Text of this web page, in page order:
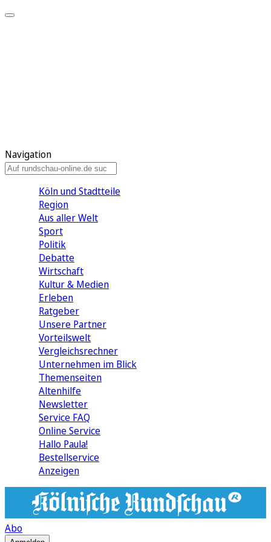
Navigation
Köln und Stadtteile
Region
Aus aller Welt
Sport
Politik
Debatte
Wirtschaft
Kultur & Medien
Erleben
Ratgeber
Unsere Partner
Vorteilswelt
Vergleichsrechner
Unternehmen im Blick
Themenseiten
Altenhilfe
Newsletter
Service FAQ
Online Service
Hallo Paula!
Bestellservice
Anzeigen
Abo